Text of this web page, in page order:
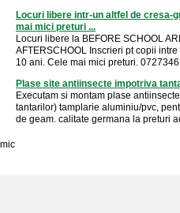
Locuri libere intr-un altfel de cresa-
mai mici preturi ...
Locuri libere la BEFORE SCHOOL
AFTERSCHOOL Inscrieri pt copii
10 ani. Cele mai mici preturi.
Plase site antiinsecte impotriva
Executam si montam plase
tantarilor) tamplarie aluminiu/pvc,
de geam. calitate germana la preturi
mic